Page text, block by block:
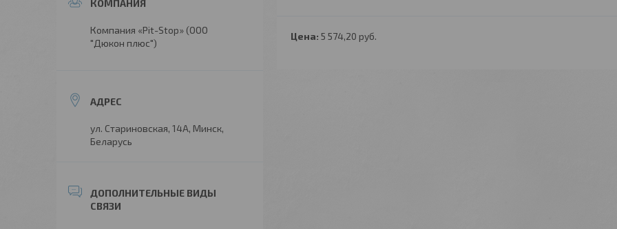
Цена: 5 574,20 руб.
Компания «Pit-Stop» (ООО
"Дюкон плюс")
ул. Стариновская, 14А, Минск,
Беларусь